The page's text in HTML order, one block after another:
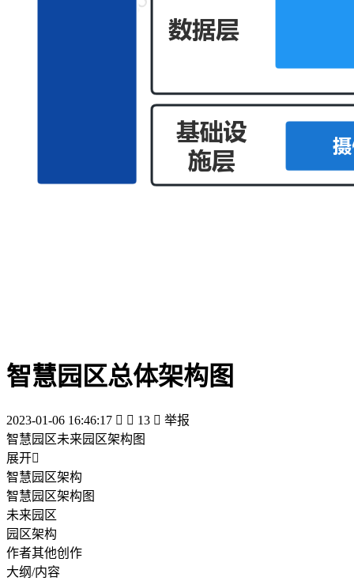
智慧园区总体架构图
2023-01-06 16:46:17   13  举报
智慧园区未来园区架构图
展开
智慧园区架构
智慧园区架构图
未来园区
园区架构
作者其他创作
大纲/内容